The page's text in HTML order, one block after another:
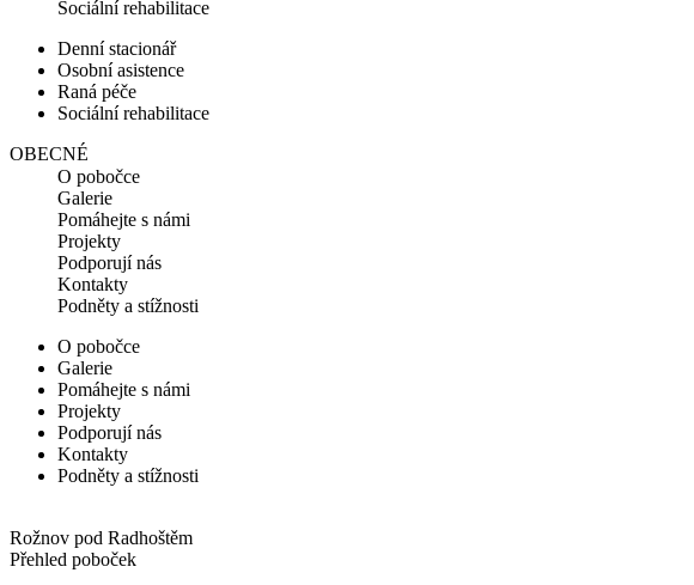
Sociální rehabilitace
Denní stacionář
Osobní asistence
Raná péče
Sociální rehabilitace
OBECNÉ
O pobočce
Galerie
Pomáhejte s námi
Projekty
Podporují nás
Kontakty
Podněty a stížnosti
O pobočce
Galerie
Pomáhejte s námi
Projekty
Podporují nás
Kontakty
Podněty a stížnosti
Rožnov pod Radhoštěm
Přehled poboček